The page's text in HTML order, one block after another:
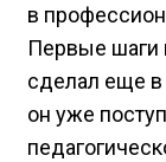
в
Первые шаги
сделал еще
он уже